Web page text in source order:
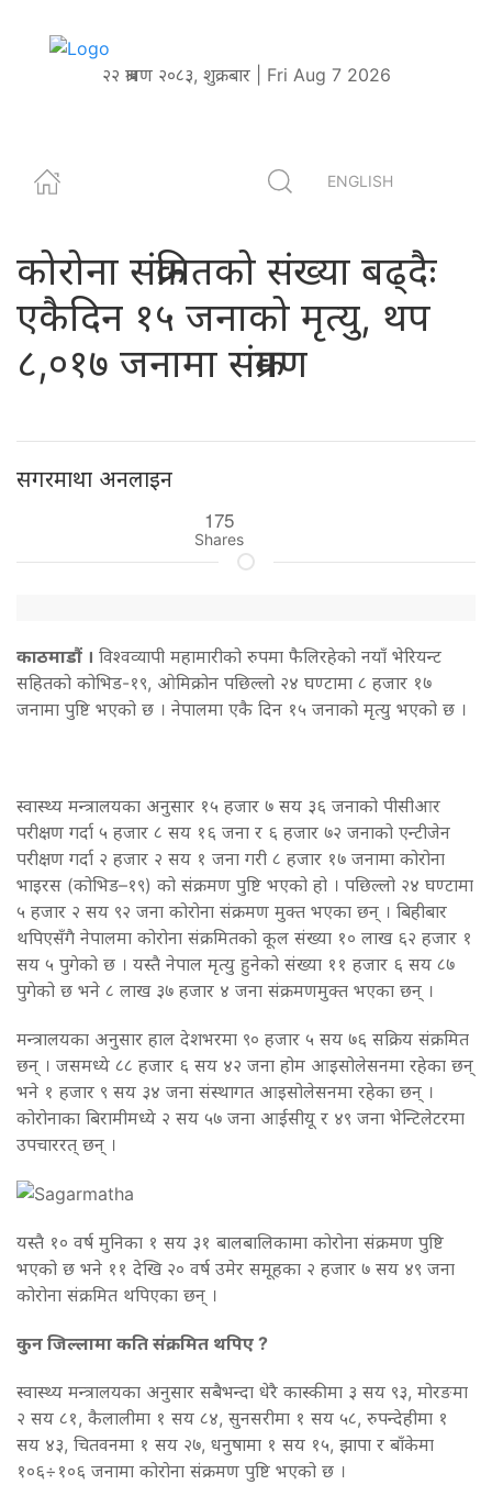
२२ श्रावण २०८३, शुक्रबार | Fri Aug 7 2026
ENGLISH
कोरोना संक्रमितको संख्या बढ्दैः
एकैदिन १५ जनाको मृत्‍यु, थप
८,०१७ जनामा संक्रमण
सगरमाथा अनलाइन
175
Shares
काठमाडौं । विश्वव्यापी महामारीको रुपमा फैलिरहेको नयाँ भेरियन्ट
सहितको कोभिड-१९, ओमिक्रोन पछिल्लो २४ घण्टामा ८ हजार १७
जनामा पुष्टि भएको छ । नेपालमा एकै दिन १५ जनाको मृत्यु भएको छ ।
स्वास्थ्य मन्त्रालयका अनुसार १५ हजार ७ सय ३६ जनाको पीसीआर
परीक्षण गर्दा ५ हजार ८ सय १६ जना र ६ हजार ७२ जनाको एन्टीजेन
परीक्षण गर्दा २ हजार २ सय १ जना गरी ८ हजार १७ जनामा कोरोना
भाइरस (कोभिड–१९) को संक्रमण पुष्टि भएको हो । पछिल्लो २४ घण्टामा
५ हजार २ सय ९२ जना कोरोना संक्रमण मुक्त भएका छन् । बिहीबार
थपिएसँगै नेपालमा कोरोना संक्रमितको कूल संख्या १० लाख ६२ हजार १
सय ५ पुगेको छ । यस्तै नेपाल मृत्‍यु हुनेको संख्या ११ हजार ६ सय ८७
पुगेको छ भने ८ लाख ३७ हजार ४ जना संक्रमणमुक्त भएका छन् ।
मन्त्रालयका अनुसार हाल देशभरमा ९० हजार ५ सय ७६ सक्रिय संक्रमित
छन् । जसमध्ये ८८ हजार ६ सय ४२ जना होम आइसोलेसनमा रहेका छन्
भने १ हजार ९ सय ३४ जना संस्थागत आइसोलेसनमा रहेका छन् ।
कोरोनाका बिरामीमध्ये २ सय ५७ जना आईसीयू र ४९ जना भेन्टिलेटरमा
उपचाररत् छन् ।
यस्तै १० वर्ष मुनिका १ सय ३१ बालबालिकामा कोरोना संक्रमण पुष्टि
भएको छ भने ११ देखि २० वर्ष उमेर समूहका २ हजार ७ सय ४९ जना
कोरोना संक्रमित थपिएका छन् ।
कुन जिल्लामा कति संक्रमित थपिए ?
स्वास्थ्य मन्त्रालयका अनुसार सबैभन्दा धेरै कास्कीमा ३ सय ९३, मोरङमा
२ सय ८१, कैलालीमा १ सय ८४, सुनसरीमा १ सय ५८, रुपन्देहीमा १
सय ४३, चितवनमा १ सय २७, धनुषामा १ सय १५, झापा र बाँकेमा
१०६÷१०६ जनामा कोरोना संक्रमण पुष्टि भएको छ ।